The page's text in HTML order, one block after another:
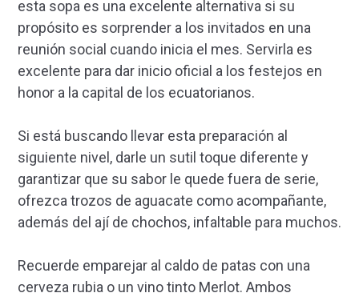
esta sopa es una excelente alternativa si su
propósito es sorprender a los invitados en una
reunión social cuando inicia el mes. Servirla es
excelente para dar inicio oficial a los festejos en
honor a la capital de los ecuatorianos.
Si está buscando llevar esta preparación al
siguiente nivel, darle un sutil toque diferente y
garantizar que su sabor le quede fuera de serie,
ofrezca trozos de aguacate como acompañante,
además del ají de chochos, infaltable para muchos.
Recuerde emparejar al caldo de patas con una
cerveza rubia o un vino tinto Merlot. Ambos